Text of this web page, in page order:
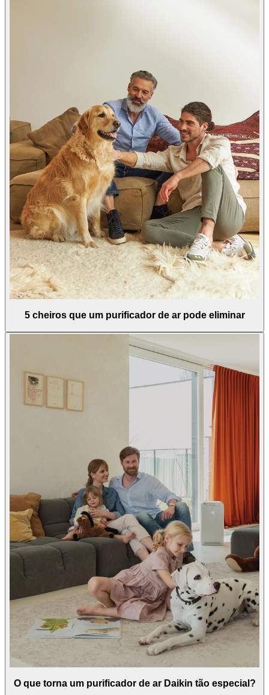
5 cheiros que um purificador de ar pode eliminar
O que torna um purificador de ar Daikin tão especial?